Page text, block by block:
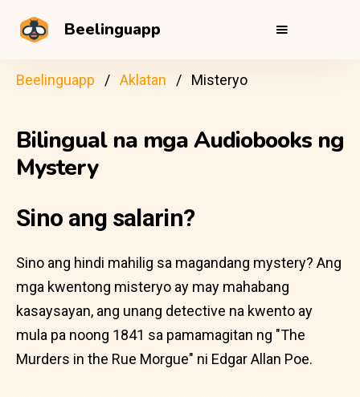
Beelinguapp
Beelinguapp Aklatan Misteryo
Bilingual na mga Audiobooks ng
Mystery
Sino ang salarin?
Sino ang hindi mahilig sa magandang mystery? Ang
mga kwentong misteryo ay may mahabang
kasaysayan, ang unang detective na kwento ay
mula pa noong 1841 sa pamamagitan ng "The
Murders in the Rue Morgue" ni Edgar Allan Poe.